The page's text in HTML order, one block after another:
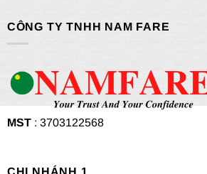
CÔNG TY TNHH NAM FARE
MST: 3703122568
CHI NHÁNH 1